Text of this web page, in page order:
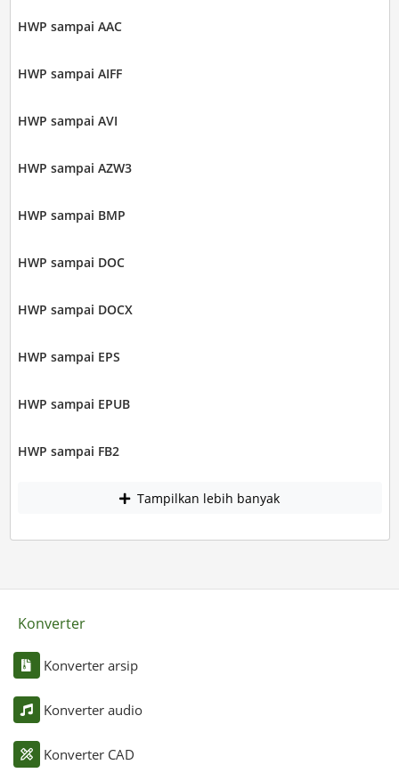
HWP sampai AAC
HWP sampai AIFF
HWP sampai AVI
HWP sampai AZW3
HWP sampai BMP
HWP sampai DOC
HWP sampai DOCX
HWP sampai EPS
HWP sampai EPUB
HWP sampai FB2
Tampilkan lebih banyak
Konverter
Konverter arsip
Konverter audio
Konverter CAD